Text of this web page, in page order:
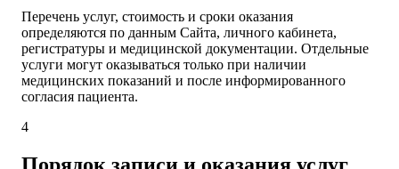
Перечень услуг, стоимость и сроки оказания
определяются по данным Сайта, личного кабинета,
регистратуры и медицинской документации. Отдельные
услуги могут оказываться только при наличии
медицинских показаний и после информированного
согласия пациента.
4